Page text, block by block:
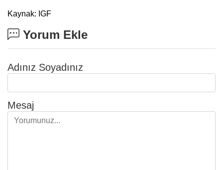
Kaynak: IGF
Yorum Ekle
Adınız Soyadınız
Mesaj